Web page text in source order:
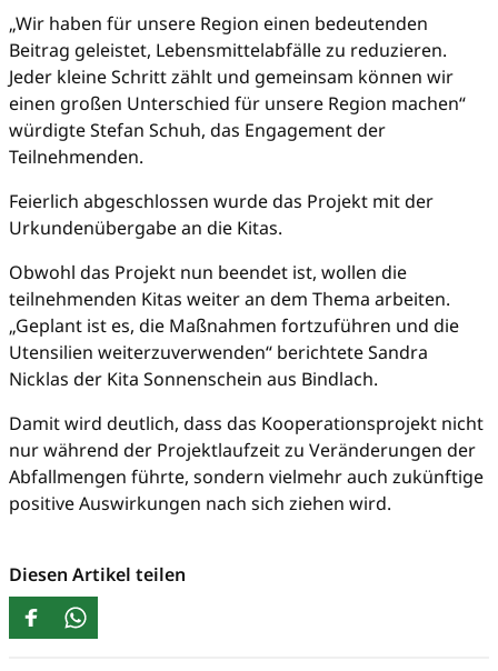
„Wir haben für unsere Region einen bedeutenden
Beitrag geleistet, Lebensmittelabfälle zu reduzieren.
Jeder kleine Schritt zählt und gemeinsam können wir
einen großen Unterschied für unsere Region machen“
würdigte Stefan Schuh, das Engagement der
Teilnehmenden.
Feierlich abgeschlossen wurde das Projekt mit der
Urkundenübergabe an die Kitas.
Obwohl das Projekt nun beendet ist, wollen die
teilnehmenden Kitas weiter an dem Thema arbeiten.
„Geplant ist es, die Maßnahmen fortzuführen und die
Utensilien weiterzuverwenden“ berichtete Sandra
Nicklas der Kita Sonnenschein aus Bindlach.
Damit wird deutlich, dass das Kooperationsprojekt nicht
nur während der Projektlaufzeit zu Veränderungen der
Abfallmengen führte, sondern vielmehr auch zukünftige
positive Auswirkungen nach sich ziehen wird.
Diesen Artikel teilen